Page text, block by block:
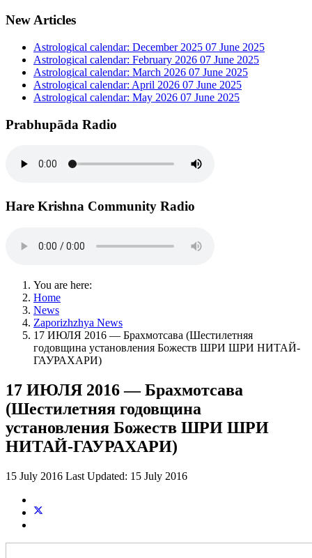
New Articles
Astrological calendar: December 2025 07 June 2025
Astrological calendar: February 2026 07 June 2025
Astrological calendar: March 2026 07 June 2025
Astrological calendar: April 2026 07 June 2025
Astrological calendar: May 2026 07 June 2025
Prabhupāda Radio
Hare Krishna Community Radio
You are here:
Home
News
Zaporizhzhya News
17 ИЮЛЯ 2016 — Брахмотсава (Шестилетняя
годовщина установления Божеств ШРИ ШРИ НИТАЙ-
ГАУРАХАРИ)
17 ИЮЛЯ 2016 — Брахмотсава
(Шестилетняя годовщина
установления Божеств ШРИ ШРИ
НИТАЙ-ГАУРАХАРИ)
15 July 2016 Last Updated: 15 July 2016